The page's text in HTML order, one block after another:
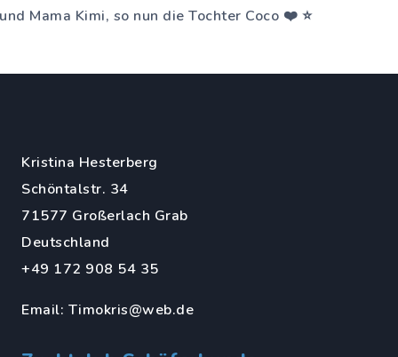
und Mama Kimi, so nun die Tochter Coco ❤️ ⭐
Kristina Hesterberg
Schöntalstr. 34
71577 Großerlach Grab
Deutschland
+49 172 908 54 35
Email: Timokris@web.de